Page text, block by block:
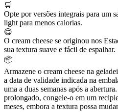
🛒
Opte por versões integrais para um
light para menos calorias.
😋
O cream cheese se originou nos
sua textura suave e fácil de espalhar.
📦
Armazene o cream cheese na
a data de validade indicada na
uma a duas semanas após a
prolongado, congele-o em um
meses, embora a textura possa